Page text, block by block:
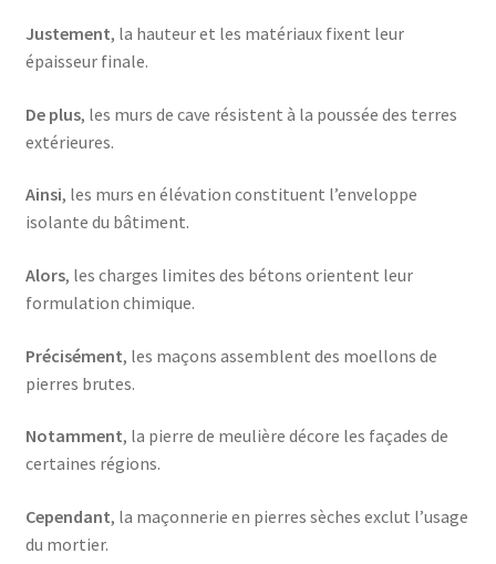
Justement, la hauteur et les matériaux fixent leur
épaisseur finale.
De plus, les murs de cave résistent à la poussée des terres
extérieures.
Ainsi, les murs en élévation constituent l’enveloppe
isolante du bâtiment.
Alors, les charges limites des bétons orientent leur
formulation chimique.
Précisément, les maçons assemblent des moellons de
pierres brutes.
Notamment, la pierre de meulière décore les façades de
certaines régions.
Cependant, la maçonnerie en pierres sèches exclut l’usage
du mortier.